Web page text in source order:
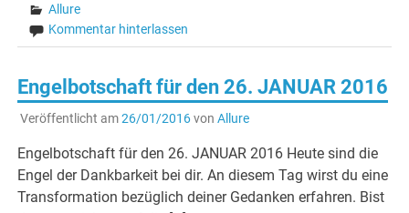
Allure
Kommentar hinterlassen
Engelbotschaft für den 26. JANUAR 2016
Veröffentlicht am26/01/2016von Allure
Engelbotschaft für den 26. JANUAR 2016 Heute sind die
Engel der Dankbarkeit bei dir. An diesem Tag wirst du eine
Transformation bezüglich deiner Gedanken erfahren. Bist